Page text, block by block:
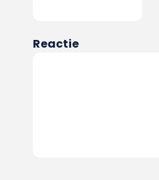
Reactie